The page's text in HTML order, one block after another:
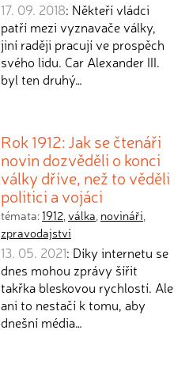
17. 09. 2018: Někteří vládci
patří mezi vyznavače války,
jiní raději pracují ve prospěch
svého lidu. Car Alexander III.
byl ten druhý…
Rok 1912: Jak se čtenáři
novin dozvěděli o konci
války dříve, než to věděli
politici a vojáci
témata:1912,válka, novináři,
zpravodajství
13. 05. 2021: Díky internetu se
dnes mohou zprávy šířit
takřka bleskovou rychlostí. Ale
ani to nestačí k tomu, aby
dnešní média…